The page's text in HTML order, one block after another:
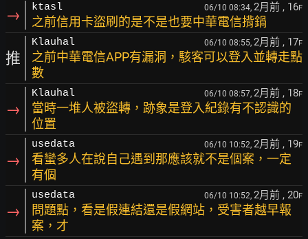
→ ktasl 06/10 08:34, 2月前 , 16F
之前信用卡盜刷的是不是也要中華電信揹鍋
推
Klauhal 06/10 08:55, 2月前 , 17F
之前中華電信APP有漏洞，駭客可以登入並轉走點
數
→
Klauhal 06/10 08:57, 2月前 , 18F
當時一堆人被盜轉，跡象是登入紀錄有不認識的
位置
→
usedata 06/10 10:52, 2月前 , 19F
看蠻多人在說自己遇到那應該就不是個案，一定
有個
→
usedata 06/10 10:52, 2月前 , 20F
問題點，看是假連結還是假網站，受害者越早報
案，才